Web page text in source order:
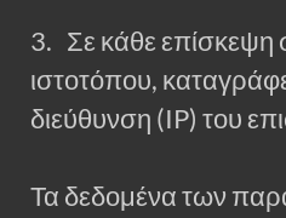
3. Σε κάθε επίσκεψη
ιστοτόπου,
διεύθυνση (IP) του
Τα δεδομένα των